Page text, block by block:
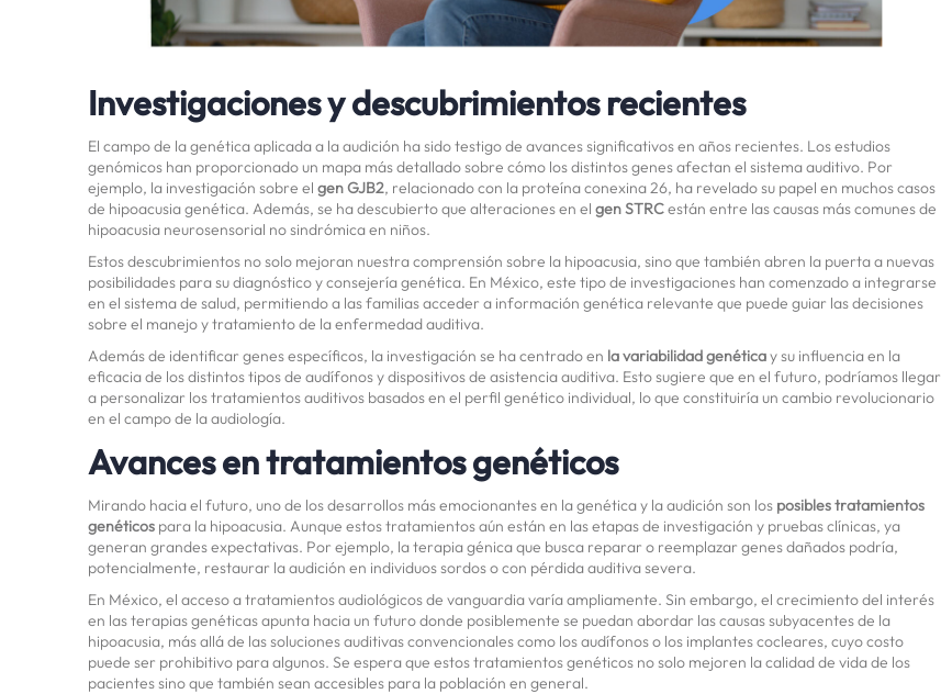
Investigaciones y descubrimientos recientes
El campo de la genética aplicada a la audición ha sido testigo de avances significativos en años recientes. Los estudios
genómicos han proporcionado un mapa más detallado sobre cómo los distintos genes afectan el sistema auditivo. Por
ejemplo, la investigación sobre el gen GJB2, relacionado con la proteína conexina 26, ha revelado su papel en muchos casos
de hipoacusia genética. Además, se ha descubierto que alteraciones en el gen STRCestán entre las causas más comunes de
hipoacusia neurosensorial no sindrómica en niños.
Estos descubrimientos no solo mejoran nuestra comprensión sobre la hipoacusia, sino que también abren la puerta a nuevas
posibilidades para su diagnóstico y consejería genética. En México, este tipo de investigaciones han comenzado a integrarse
en el sistema de salud, permitiendo a las familias acceder a información genética relevante que puede guiar las decisiones
sobre el manejo y tratamiento de la enfermedad auditiva.
Además de identificar genes específicos, la investigación se ha centrado en la variabilidad genéticay su influencia en la
eficacia de los distintos tipos de audífonos y dispositivos de asistencia auditiva. Esto sugiere que en el futuro, podríamos llegar
a personalizar los tratamientos auditivos basados en el perfil genético individual, lo que constituiría un cambio revolucionario
en el campo de la audiología.
Avances en tratamientos genéticos
Mirando hacia el futuro, uno de los desarrollos más emocionantes en la genética y la audición son los posibles tratamientos
genéticos para la hipoacusia. Aunque estos tratamientos aún están en las etapas de investigación y pruebas clínicas, ya
generan grandes expectativas. Por ejemplo, la terapia génica que busca reparar o reemplazar genes dañados podría,
potencialmente, restaurar la audición en individuos sordos o con pérdida auditiva severa.
En México, el acceso a tratamientos audiológicos de vanguardia varía ampliamente. Sin embargo, el crecimiento del interés
en las terapias genéticas apunta hacia un futuro donde posiblemente se puedan abordar las causas subyacentes de la
hipoacusia, más allá de las soluciones auditivas convencionales como los audífonos o los implantes cocleares, cuyo costo
puede ser prohibitivo para algunos. Se espera que estos tratamientos genéticos no solo mejoren la calidad de vida de los
pacientes sino que también sean accesibles para la población en general.